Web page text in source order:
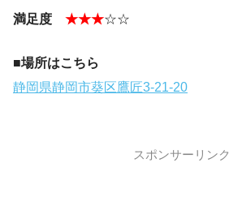
満足度 ★★★☆☆
■場所はこちら
静岡県静岡市葵区鷹匠3-21-20
スポンサーリンク